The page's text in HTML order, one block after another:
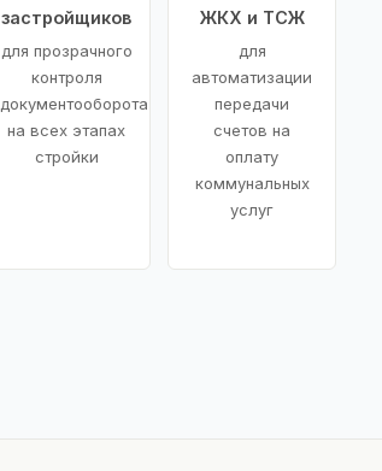
застройщиков
для прозрачного
контроля
документооборота
на всех этапах
стройки
ЖКХ и ТСЖ
для
автоматизации
передачи
счетов на
оплату
коммунальных
услуг